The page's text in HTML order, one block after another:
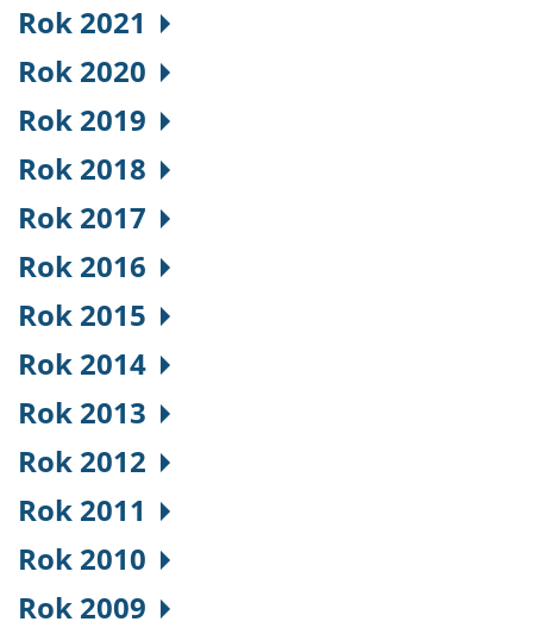
Rok 2021
Rok 2020
Rok 2019
Rok 2018
Rok 2017
Rok 2016
Rok 2015
Rok 2014
Rok 2013
Rok 2012
Rok 2011
Rok 2010
Rok 2009